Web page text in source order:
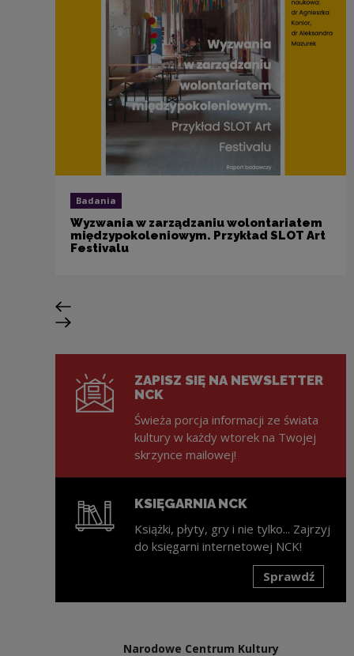
Badania
Wyzwania w zarządzaniu wolontariatem
międzypokoleniowym. Przykład SLOT Art
Festivalu
Poprzedni slajd
Następny slajd
ZAPISZ SIĘ NA NEWSLETTER
NCK
Świeża porcja informacji ze świata
kultury w każdy wtorek na Twojej
skrzynce mailowej!
KSIĘGARNIA NCK
Książki, płyty, gry i nie tylko... Zajrzyj
do księgarni internetowej NCK!
Sprawdź
Narodowe Centrum Kultury